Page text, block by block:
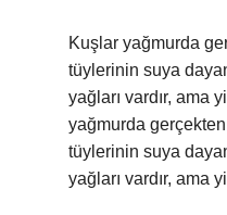
Kuşlar yağmurda
tüylerinin suya
yağları vardır, ama
yağmurda
tüylerinin suya
yağları vardır, ama